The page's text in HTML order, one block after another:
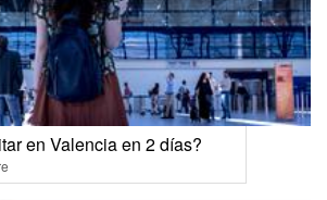
en Valencia en 2 días?